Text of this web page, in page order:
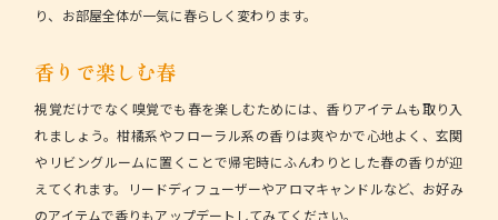
り、お部屋全体が一気に春らしく変わります。
香りで楽しむ春
視覚だけでなく嗅覚でも春を楽しむためには、香りアイテムも取り入
れましょう。柑橘系やフローラル系の香りは爽やかで心地よく、玄関
やリビングルームに置くことで帰宅時にふんわりとした春の香りが迎
えてくれます。リードディフューザーやアロマキャンドルなど、お好み
のアイテムで香りもアップデートしてみてください。